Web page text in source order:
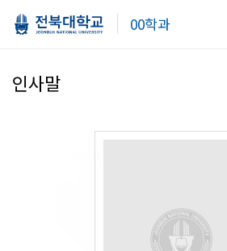
00학과
인사말